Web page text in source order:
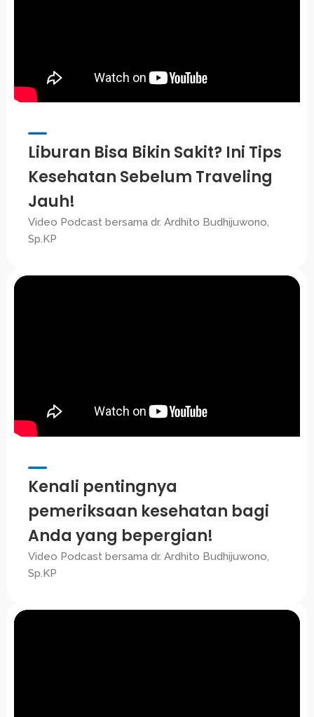
Liburan Bisa Bikin Sakit? Ini Tips
Kesehatan Sebelum Traveling
Jauh!
Video Podcast bersama dr. Ardhito Budhijuwono,
Sp.KP
Kenali pentingnya
pemeriksaan kesehatan bagi
Anda yang bepergian!
Video Podcast bersama dr. Ardhito Budhijuwono,
Sp.KP